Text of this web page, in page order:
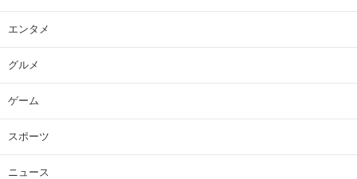
エンタメ
グルメ
ゲーム
スポーツ
ニュース